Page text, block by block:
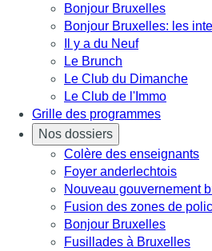
Bonjour Bruxelles
Bonjour Bruxelles: les
Il y a du Neuf
Le Brunch
Le Club du Dimanche
Le Club de l'Immo
Grille des programmes
Nos dossiers
Colère des enseignants
Foyer anderlechtois
Nouveau gouvernement
Fusion des zones de
Bonjour Bruxelles
Fusillades à Bruxelles